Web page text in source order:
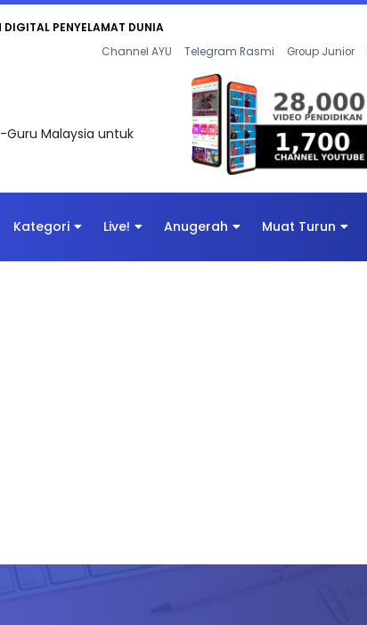
PENYELAMAT DUNIA
Channel AYU Telegram Rasmi Group Junior
Guru Malaysia untuk
Kategori Live! Anugerah Muat Turun